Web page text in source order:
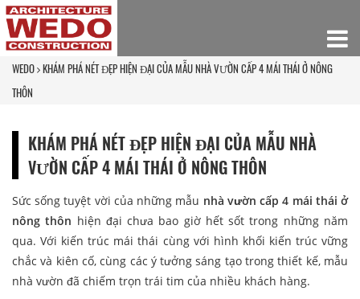
WEDO KHÁM PHÁ NÉT ĐẸP HIỆN ĐẠI CỦA MẪU NHÀ VƯỜN CẤP 4 MÁI THÁI Ở NÔNG
THÔN
KHÁM PHÁ NÉT ĐẸP HIỆN ĐẠI CỦA MẪU NHÀ
VƯỜN CẤP 4 MÁI THÁI Ở NÔNG THÔN
Sức sống tuyệt vời của những mẫu nhà vườn cấp 4 mái thái ở
nông thôn hiện đại chưa bao giờ hết sốt trong những năm
qua. Với kiến trúc mái thái cùng với hình khối kiến trúc vững
chắc và kiên cố, cùng các ý tưởng sáng tạo trong thiết kế, mẫu
nhà vườn đã chiếm trọn trái tim của nhiều khách hàng.